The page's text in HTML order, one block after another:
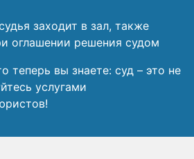
заходит в зал, также
оглашении решения судом
теперь вы знаете: суд – это не
услугами